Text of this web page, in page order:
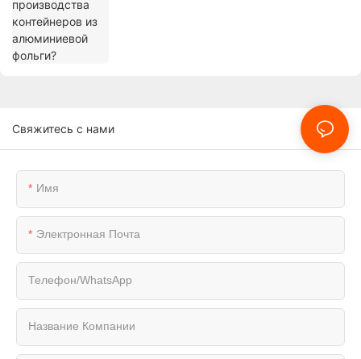
Свяжитесь с нами
Имя
Электронная Почта
Телефон/WhatsApp
Название Компании